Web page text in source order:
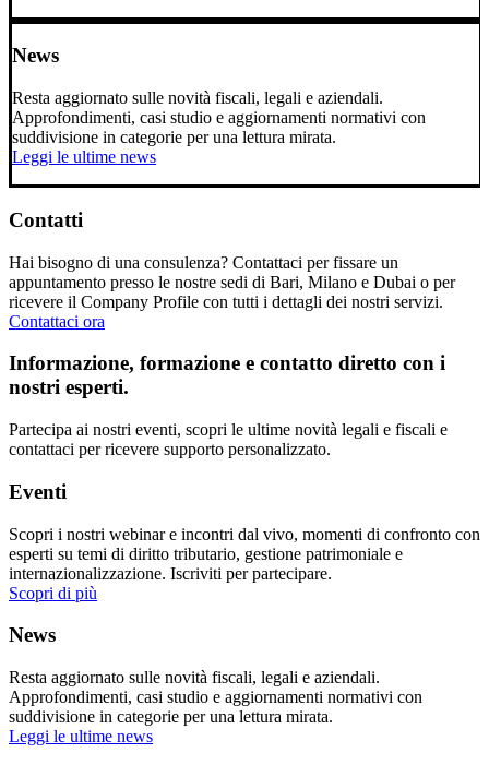
News
Resta aggiornato sulle novità fiscali, legali e aziendali.
Approfondimenti, casi studio e aggiornamenti normativi con
suddivisione in categorie per una lettura mirata.
Leggi le ultime news
Contatti
Hai bisogno di una consulenza? Contattaci per fissare un
appuntamento presso le nostre sedi di Bari, Milano e Dubai o per
ricevere il Company Profile con tutti i dettagli dei nostri servizi.
Contattaci ora
Informazione, formazione e contatto diretto con i
nostri esperti.
Partecipa ai nostri eventi, scopri le ultime novità legali e fiscali e
contattaci per ricevere supporto personalizzato.
Eventi
Scopri i nostri webinar e incontri dal vivo, momenti di confronto con
esperti su temi di diritto tributario, gestione patrimoniale e
internazionalizzazione. Iscriviti per partecipare.
Scopri di più
News
Resta aggiornato sulle novità fiscali, legali e aziendali.
Approfondimenti, casi studio e aggiornamenti normativi con
suddivisione in categorie per una lettura mirata.
Leggi le ultime news